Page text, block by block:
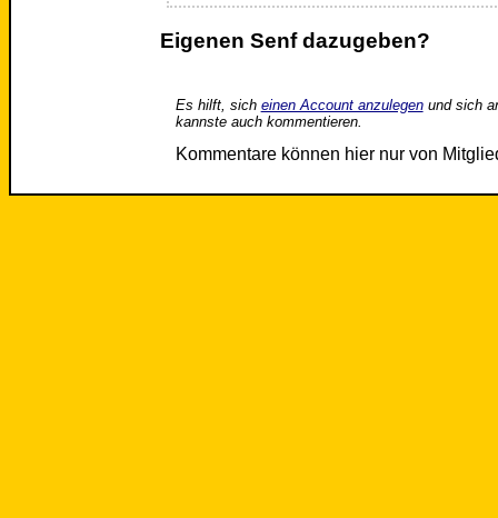
Eigenen Senf dazugeben?
Es hilft, sich einen Account anzulegenund sich
kannste auch kommentieren.
Kommentare können hier nur von